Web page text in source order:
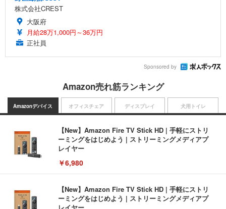
株式会社CREST
大阪府
月給28万1,000円～36万円
正社員
Sponsored by
Amazon売れ筋ランキング
Amazonデバイス
【New】Amazon Fire TV Stick HD | 手軽にストリ
ーミングをはじめよう | ストリーミングメディアプ
レイヤー
￥6,980
【New】Amazon Fire TV Stick HD | 手軽にストリ
ーミングをはじめよう | ストリーミングメディアプ
オフィスチェア ディスプレイ 犬用トイレ